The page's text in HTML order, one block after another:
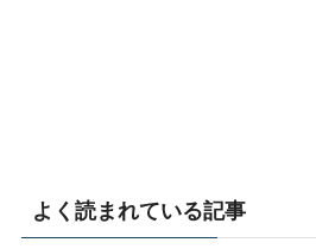
よく読まれている記事